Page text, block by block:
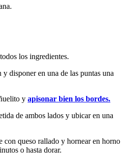
los ingredientes.
disponer en una de las puntas una
y apisonar bien los bordes.
de ambos lados y ubicar en una
con queso rallado y hornear en horno
o hasta dorar.